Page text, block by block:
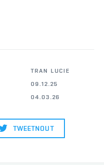
TRAN LUCIE
09.12.25
04.03.26
TWEETNOUT